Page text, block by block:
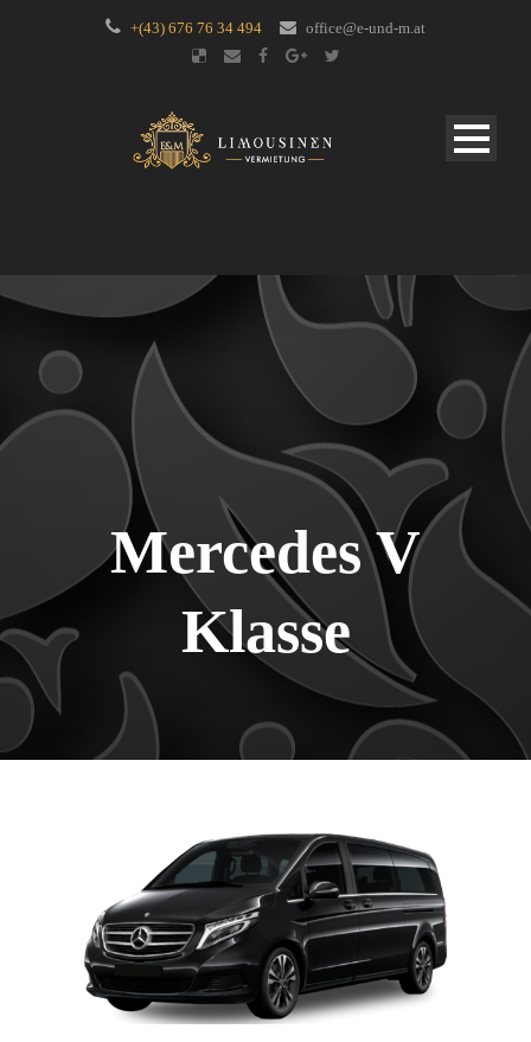
+(43) 676 76 34 494 office@e-und-m.at
Mercedes V
Klasse